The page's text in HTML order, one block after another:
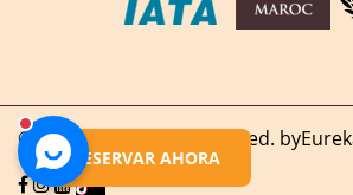
RESERVAR AHORA
© 2020 | All Rights Reserved. by